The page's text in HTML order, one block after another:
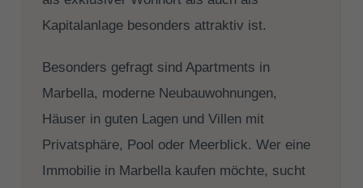
Kapitalanlage besonders attraktiv ist.
Besonders gefragt sind Apartments in
Marbella, moderne Neubauwohnungen,
Häuser in guten Lagen und Villen mit
Privatsphäre, Pool oder Meerblick. Wer eine
Immobilie in Marbella kaufen möchte, sucht